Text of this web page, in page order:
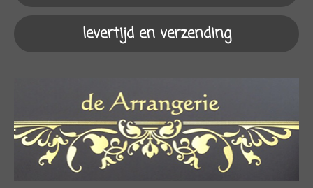
levertijd en verzending